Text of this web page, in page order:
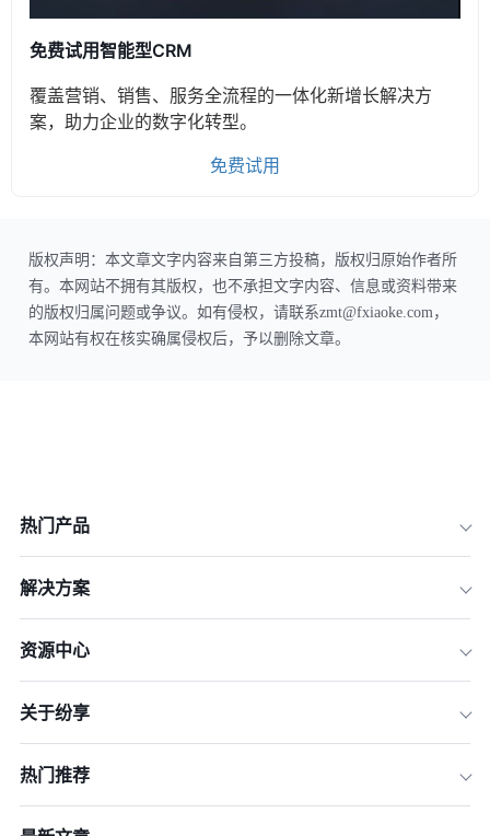
免费试用智能型CRM
覆盖营销、销售、服务全流程的一体化新增长解决方
案，助力企业的数字化转型。
免费试用
版权声明：本文章文字内容来自第三方投稿，版权归原始作者所
有。本网站不拥有其版权，也不承担文字内容、信息或资料带来
的版权归属问题或争议。如有侵权，请联系zmt@fxiaoke.com，
本网站有权在核实确属侵权后，予以删除文章。
热门产品
解决方案
资源中心
关于纷享
热门推荐